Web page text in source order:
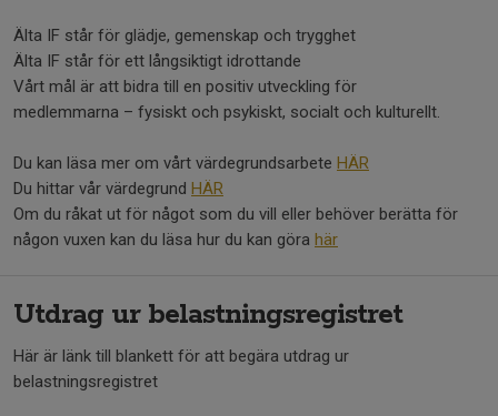
Älta IF står för glädje, gemenskap och trygghet
Älta IF står för ett långsiktigt idrottande
Vårt mål är att bidra till en positiv utveckling för
medlemmarna – fysiskt och psykiskt, socialt och kulturellt.
Du kan läsa mer om vårt värdegrundsarbete HÄR
Du hittar vår värdegrund HÄR
Om du råkat ut för något som du vill eller behöver berätta för
någon vuxen kan du läsa hur du kan göra här
Utdrag ur belastningsregistret
Här är länk till blankett för att begära utdrag ur
belastningsregistret